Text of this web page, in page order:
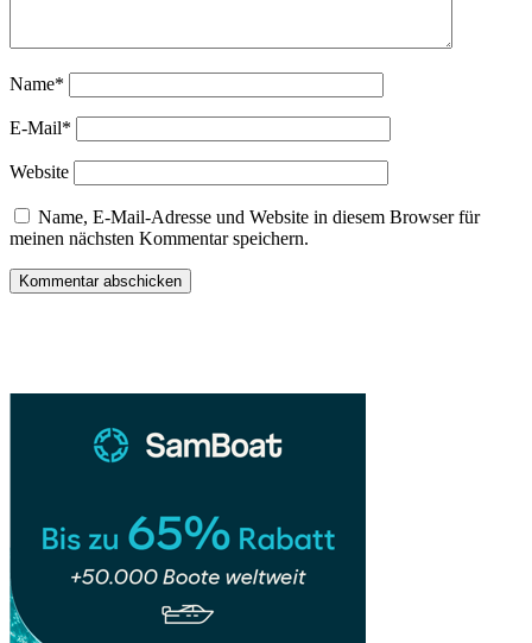
Name*
E-Mail*
Website
Name, E-Mail-Adresse und Website in diesem Browser für
meinen nächsten Kommentar speichern.